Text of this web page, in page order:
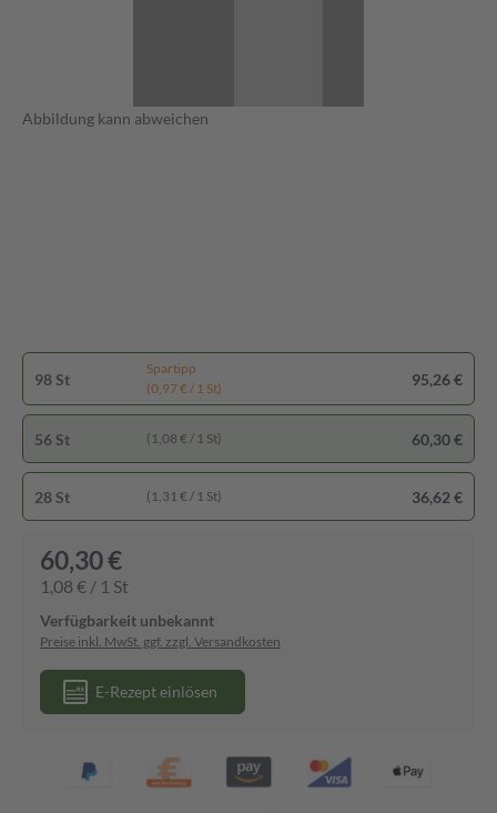
Abbildung kann abweichen
98 St
Spartipp
(0,97 € / 1 St)
95,26 €
56 St (1,08 € / 1 St) 60,30 €
28 St (1,31 € / 1 St) 36,62 €
60,30 €
1,08 € / 1 St
Verfügbarkeit unbekannt
Preise inkl. MwSt. ggf. zzgl. Versandkosten
E-Rezept einlösen